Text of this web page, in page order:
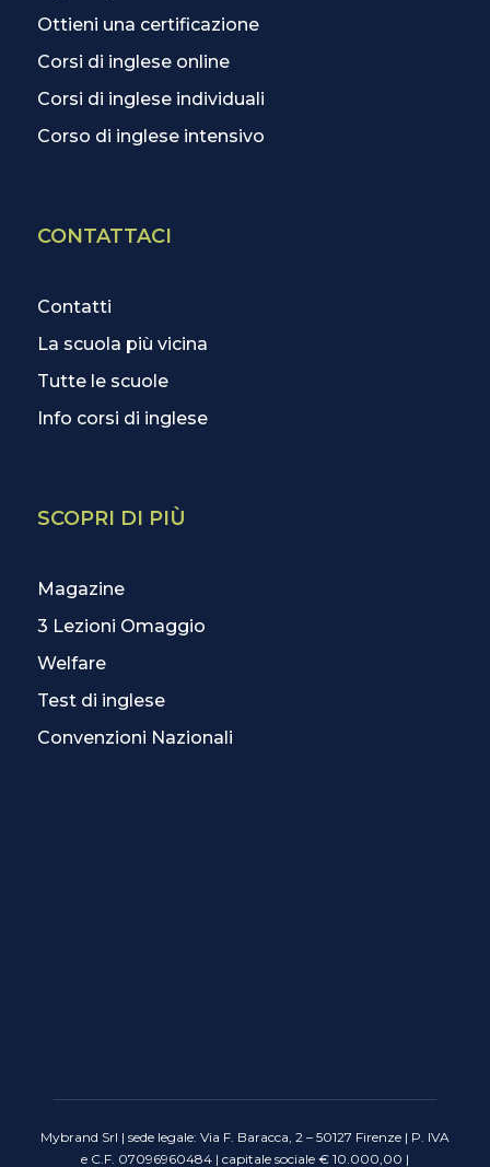
Ottieni una certificazione
Corsi di inglese online
Corsi di inglese individuali
Corso di inglese intensivo
CONTATTACI
Contatti
La scuola più vicina
Tutte le scuole
Info corsi di inglese
SCOPRI DI PIÙ
Magazine
3 Lezioni Omaggio
Welfare
Test di inglese
Convenzioni Nazionali
Mybrand Srl | sede legale: Via F. Baracca, 2 – 50127 Firenze | P. IVA
e C.F. 07096960484 | capitale sociale € 10.000,00 |